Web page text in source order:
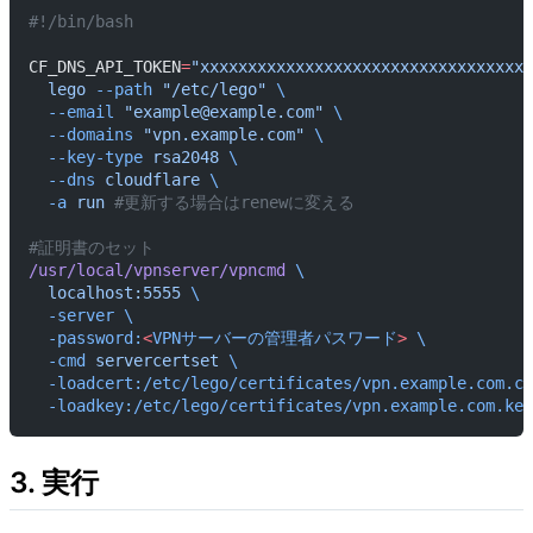
#!/bin/bash
CF_DNS_API_TOKEN=
  lego
--path "/etc/lego" \
  --email
"example@example.com" \
  --domains
"vpn.example.com" \
  --key-type
rsa2048 \
  --dns
cloudflare \
  -a
run #更新する場合はrenewに変える
#証明書のセット
/usr/local/vpnserver/vpncmd
\
  localhost:5555
\
  -server
\
  -password:
<VPNサーバーの管理者パスワード> \
  -cmd
servercertset \
-loadcert:/etc/lego/certificates/
  -loadkey:/etc/lego/certificates/vpn.example.com.key
3. 実行